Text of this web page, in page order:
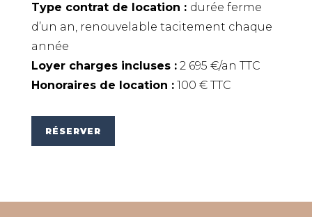
Type contrat de location : durée ferme
d’un an, renouvelable tacitement chaque
année
Loyer charges incluses :2 695 €/an TTC
Honoraires de location :100 € TTC
RÉSERVER